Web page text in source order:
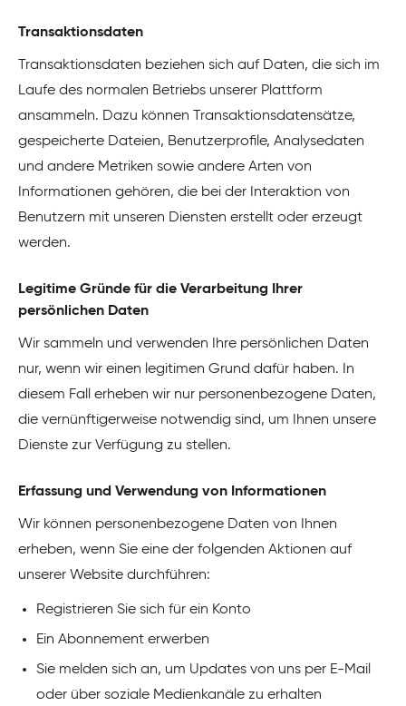
Transaktionsdaten
Transaktionsdaten beziehen sich auf Daten, die sich im
Laufe des normalen Betriebs unserer Plattform
ansammeln. Dazu können Transaktionsdatensätze,
gespeicherte Dateien, Benutzerprofile, Analysedaten
und andere Metriken sowie andere Arten von
Informationen gehören, die bei der Interaktion von
Benutzern mit unseren Diensten erstellt oder erzeugt
werden.
Legitime Gründe für die Verarbeitung Ihrer
persönlichen Daten
Wir sammeln und verwenden Ihre persönlichen Daten
nur, wenn wir einen legitimen Grund dafür haben. In
diesem Fall erheben wir nur personenbezogene Daten,
die vernünftigerweise notwendig sind, um Ihnen unsere
Dienste zur Verfügung zu stellen.
Erfassung und Verwendung von Informationen
Wir können personenbezogene Daten von Ihnen
erheben, wenn Sie eine der folgenden Aktionen auf
unserer Website durchführen:
Registrieren Sie sich für ein Konto
Ein Abonnement erwerben
Sie melden sich an, um Updates von uns per E-Mail
oder über soziale Medienkanäle zu erhalten